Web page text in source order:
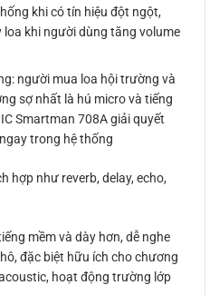
khi có tín hiệu đột ngột,
loa khi người dùng tăng volume
người mua loa hội trường và
sợ nhất là hú micro và tiếng
Smartman 708A giải quyết
trong hệ thống
hợp như reverb, delay, echo,
mềm và dày hơn, dễ nghe
đặc biệt hữu ích cho chương
hoạt động trường lớp